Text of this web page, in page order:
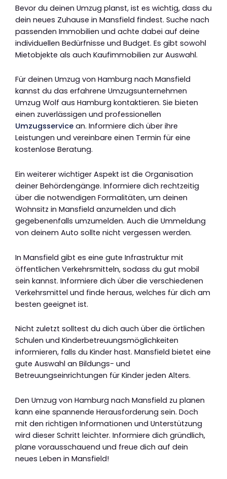
Bevor du deinen Umzug planst, ist es wichtig, dass du
dein neues Zuhause in Mansfield findest. Suche nach
passenden Immobilien und achte dabei auf deine
individuellen Bedürfnisse und Budget. Es gibt sowohl
Mietobjekte als auch Kaufimmobilien zur Auswahl.
Für deinen Umzug von Hamburg nach Mansfield
kannst du das erfahrene Umzugsunternehmen
Umzug Wolf aus Hamburg kontaktieren. Sie bieten
einen zuverlässigen und professionellen
Umzugsservice an. Informiere dich über ihre
Leistungen und vereinbare einen Termin für eine
kostenlose Beratung.
Ein weiterer wichtiger Aspekt ist die Organisation
deiner Behördengänge. Informiere dich rechtzeitig
über die notwendigen Formalitäten, um deinen
Wohnsitz in Mansfield anzumelden und dich
gegebenenfalls umzumelden. Auch die Ummeldung
von deinem Auto sollte nicht vergessen werden.
In Mansfield gibt es eine gute Infrastruktur mit
öffentlichen Verkehrsmitteln, sodass du gut mobil
sein kannst. Informiere dich über die verschiedenen
Verkehrsmittel und finde heraus, welches für dich am
besten geeignet ist.
Nicht zuletzt solltest du dich auch über die örtlichen
Schulen und Kinderbetreuungsmöglichkeiten
informieren, falls du Kinder hast. Mansfield bietet eine
gute Auswahl an Bildungs- und
Betreuungseinrichtungen für Kinder jeden Alters.
Den Umzug von Hamburg nach Mansfield zu planen
kann eine spannende Herausforderung sein. Doch
mit den richtigen Informationen und Unterstützung
wird dieser Schritt leichter. Informiere dich gründlich,
plane vorausschauend und freue dich auf dein
neues Leben in Mansfield!